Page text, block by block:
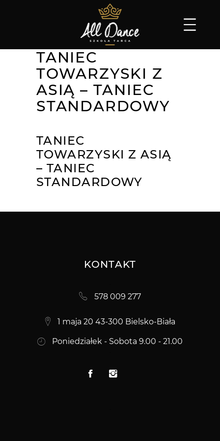
TANIEC
TOWARZYSKI Z
ASIĄ – TANIEC
STANDARDOWY
TANIEC
TOWARZYSKI Z ASIĄ
– TANIEC
STANDARDOWY
KONTAKT
578 009 277
1 maja 20 43-300 Bielsko-Biała
Poniedziałek - Sobota 9.00 - 21.00